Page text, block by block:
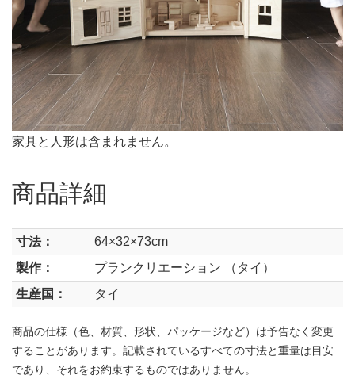
家具と人形は含まれません。
商品詳細
寸法：
64×32×73cm
製作：
プランクリエーション （タイ）
生産国：
タイ
商品の仕様（色、材質、形状、パッケージなど）は予告なく変更
することがあります。記載されているすべての寸法と重量は目安
であり、それをお約束するものではありません。